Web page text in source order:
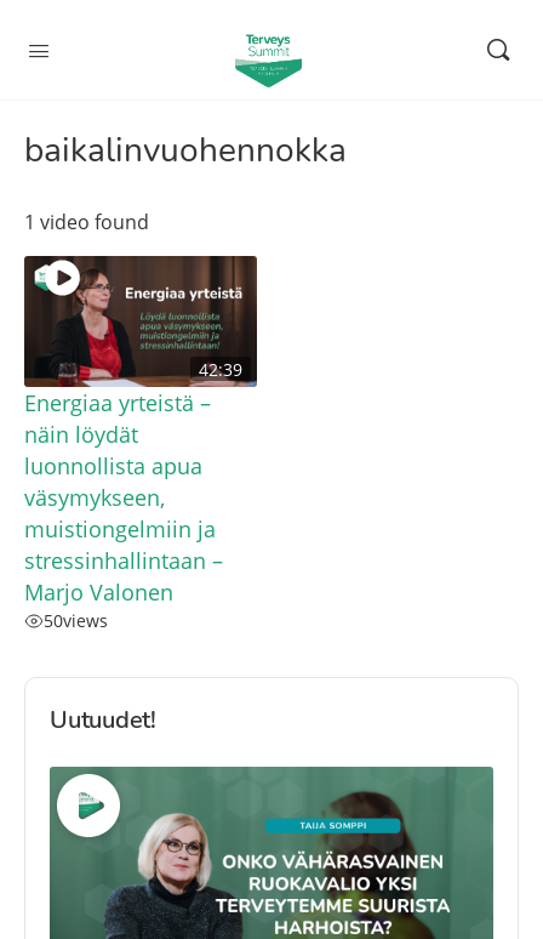
baikalinvuohennokka
1 video found
42:39
Energiaa yrteistä –
näin löydät
luonnollista apua
väsymykseen,
muistiongelmiin ja
stressinhallintaan –
Marjo Valonen
50views
Uutuudet!